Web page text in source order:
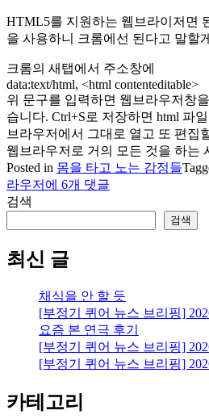
HTML5를 지원하는 웹브라이저면
을 사용하니 크롬에선 된다고 말할
크롬의 새탭에서 주소창에
data:text/html, <html contenteditable>
위 문구를 입력하면 웹브라우저창
습니다. Ctrl+S로 저장하면 html 파
브라우저에서 그대로 열고 또 편집
웹브라우저로 거의 모든 것을 하는
Posted in 몸을 타고 노는 감정들
라우저 웹
우
저
를
모
장
으
로
쓰
에 6개 댓글
검색
검색
최신 글
채식을 안 할 듯
[부정기 퀴어 뉴스 브리핑]
요즘 본 연극 후기
[부정기 퀴어 뉴스 브리핑]
[부정기 퀴어 뉴스 브리핑]
카테고리